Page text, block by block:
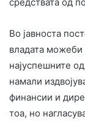
Во јавноста
владата можеби
најуспешните
намали
финансии и
тоа, но